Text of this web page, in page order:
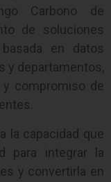
Carbono de
de soluciones
en datos
y departamentos,
compromiso de
la capacidad que
para integrar la
y convertirla en